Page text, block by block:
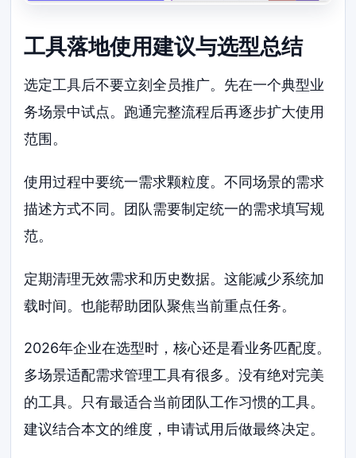
工具落地使用建议与选型总结
选定工具后不要立刻全员推广。先在一个典型业
务场景中试点。跑通完整流程后再逐步扩大使用
范围。
使用过程中要统一需求颗粒度。不同场景的需求
描述方式不同。团队需要制定统一的需求填写规
范。
定期清理无效需求和历史数据。这能减少系统加
载时间。也能帮助团队聚焦当前重点任务。
2026年企业在选型时，核心还是看业务匹配度。
多场景适配需求管理工具有很多。没有绝对完美
的工具。只有最适合当前团队工作习惯的工具。
建议结合本文的维度，申请试用后做最终决定。